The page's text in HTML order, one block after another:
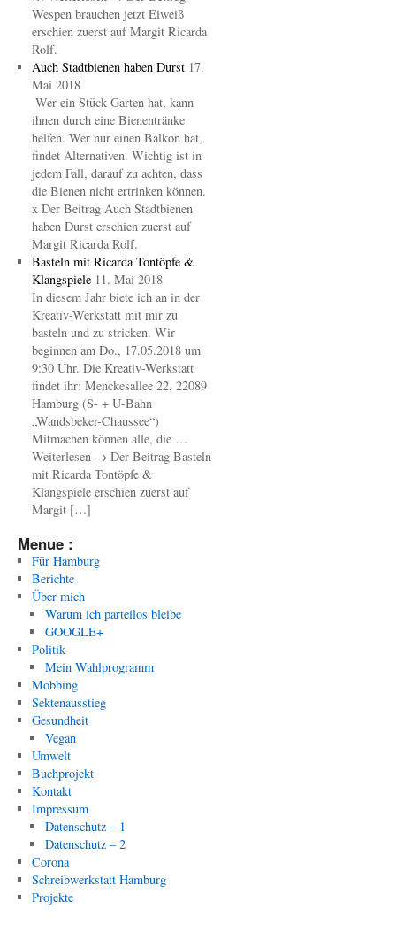
Wespen brauchen jetzt Eiweiß
erschien zuerst auf Margit Ricarda
Rolf.
Auch Stadtbienen haben Durst 17.
Mai 2018
Wer ein Stück Garten hat, kann
ihnen durch eine Bienentränke
helfen. Wer nur einen Balkon hat,
findet Alternativen. Wichtig ist in
jedem Fall, darauf zu achten, dass
die Bienen nicht ertrinken können.
x Der Beitrag Auch Stadtbienen
haben Durst erschien zuerst auf
Margit Ricarda Rolf.
Basteln mit Ricarda Tontöpfe &
Klangspiele 11. Mai 2018
In diesem Jahr biete ich an in der
Kreativ-Werkstatt mit mir zu
basteln und zu stricken. Wir
beginnen am Do., 17.05.2018 um
9:30 Uhr. Die Kreativ-Werkstatt
findet ihr: Menckesallee 22, 22089
Hamburg (S- + U-Bahn
„Wandsbeker-Chaussee“)
Mitmachen können alle, die …
Weiterlesen → Der Beitrag Basteln
mit Ricarda Tontöpfe &
Klangspiele erschien zuerst auf
Margit […]
Menue :
Für Hamburg
Berichte
Über mich
Warum ich parteilos bleibe
GOOGLE+
Politik
Mein Wahlprogramm
Mobbing
Sektenausstieg
Gesundheit
Vegan
Umwelt
Buchprojekt
Kontakt
Impressum
Datenschutz – 1
Datenschutz – 2
Corona
Schreibwerkstatt Hamburg
Projekte